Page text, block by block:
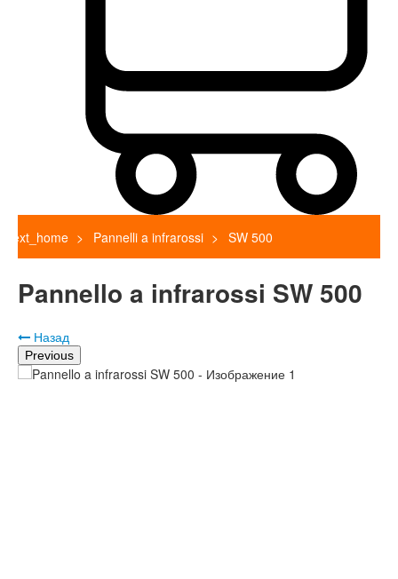
text_home Pannelli a infrarossi SW 500
Pannello a infrarossi SW 500
Назад
Previous